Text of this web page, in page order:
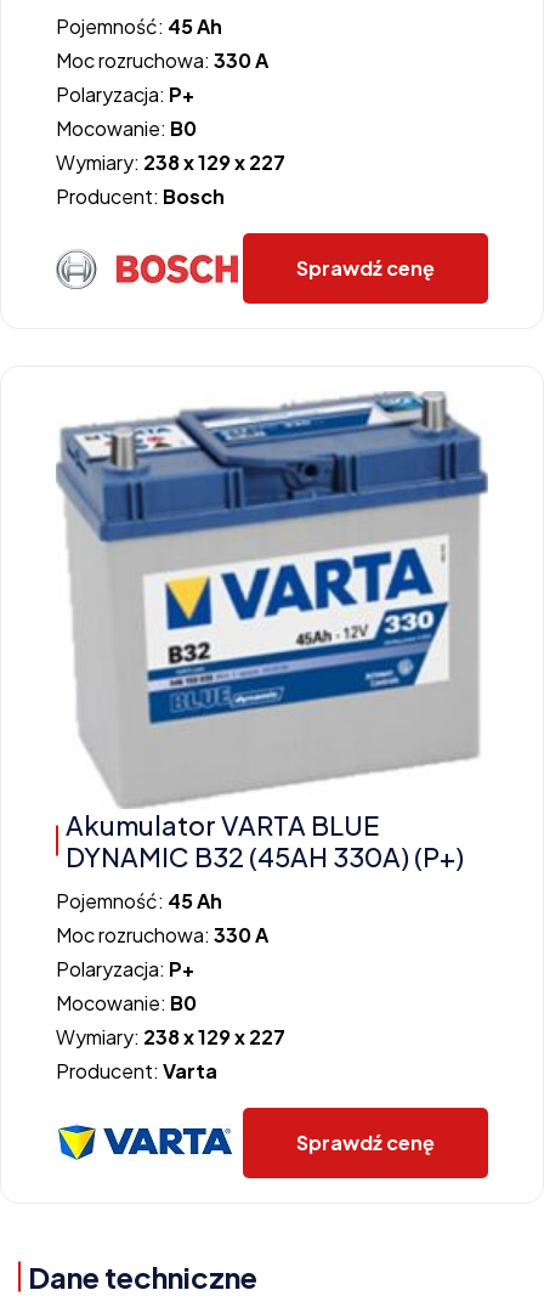
Pojemność: 45 Ah
Moc rozruchowa: 330 A
Polaryzacja: P+
Mocowanie: B0
Wymiary: 238 x 129 x 227
Producent: Bosch
Sprawdź cenę
Akumulator VARTA BLUE
DYNAMIC B32 (45AH 330A) (P+)
Pojemność: 45 Ah
Moc rozruchowa: 330 A
Polaryzacja: P+
Mocowanie: B0
Wymiary: 238 x 129 x 227
Producent: Varta
Sprawdź cenę
Dane techniczne